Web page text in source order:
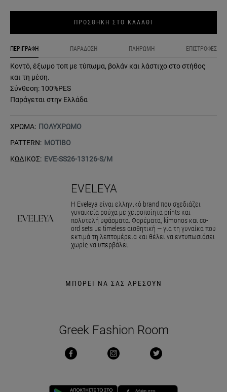
ΠΡΟΣΘΗΚΗ ΣΤΟ ΚΑΛΑΘΙ
ΠΕΡΙΓΡΑΦΗ ΠΑΡΑΔΟΣΗ ΠΛΗΡΩΜΗ ΕΠΙΣΤΡΟΦΕΣ
Κοντό, έξωμο τοπ με τύπωμα, βολάν και λάστιχο στο στήθος
και τη μέση.
Σύνθεση: 100%PES
Παράγεται στην Ελλάδα
ΧΡΩΜΑ: ΠΟΛΥΧΡΩΜΟ
PATTERN: ΜΟΤΙΒΟ
ΚΩΔΙΚΟΣ: EVE-SS26-13126-S/M
EVELEYA
Η Eveleya είναι ελληνικό brand που σχεδιάζει
γυναικεία ρούχα με χειροποίητα prints και
πολυτελή υφάσματα. Φορέματα, kimonos και co-
ord sets με timeless αισθητική — για τη γυναίκα που
εκτιμά τη λεπτομέρεια και θέλει να εντυπωσιάσει
χωρίς να υπερβάλει.
ΜΠΟΡΕΙ ΝΑ ΣΑΣ ΑΡΕΣΟΥΝ
Greek Fashion Room